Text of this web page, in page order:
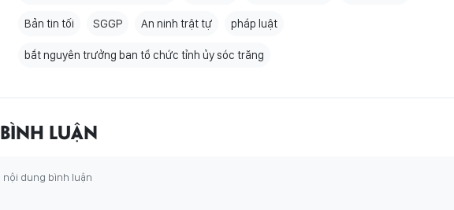
Bản tin tối SGGP An ninh trật tự pháp luật
bắt nguyên trưởng ban tổ chức tỉnh ủy sóc trăng
BÌNH LUẬN